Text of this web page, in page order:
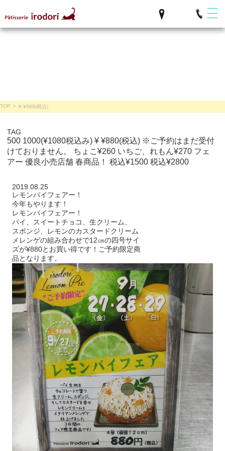
TOP > # ¥880(税込)
TAG
500 1000(¥1080税込み) ¥ ¥880(税込) ※ご予約はまだ受付
けておりません。
ちょこ¥260 いちご、れもん¥270 フェ
アー 優良小売店舗 春商品！ 税込¥1500 税込¥2800
2019.08.25
レモンパイフェアー！
今年もやります！
レモンパイフェアー！
パイ、スイートチョコ、生クリーム、
スポンジ、レモンのカスタードクリーム
メレンゲの組み合わせで12㎝の四号サイ
ズが¥880とお買い得です！ご予約限定商
品となります。